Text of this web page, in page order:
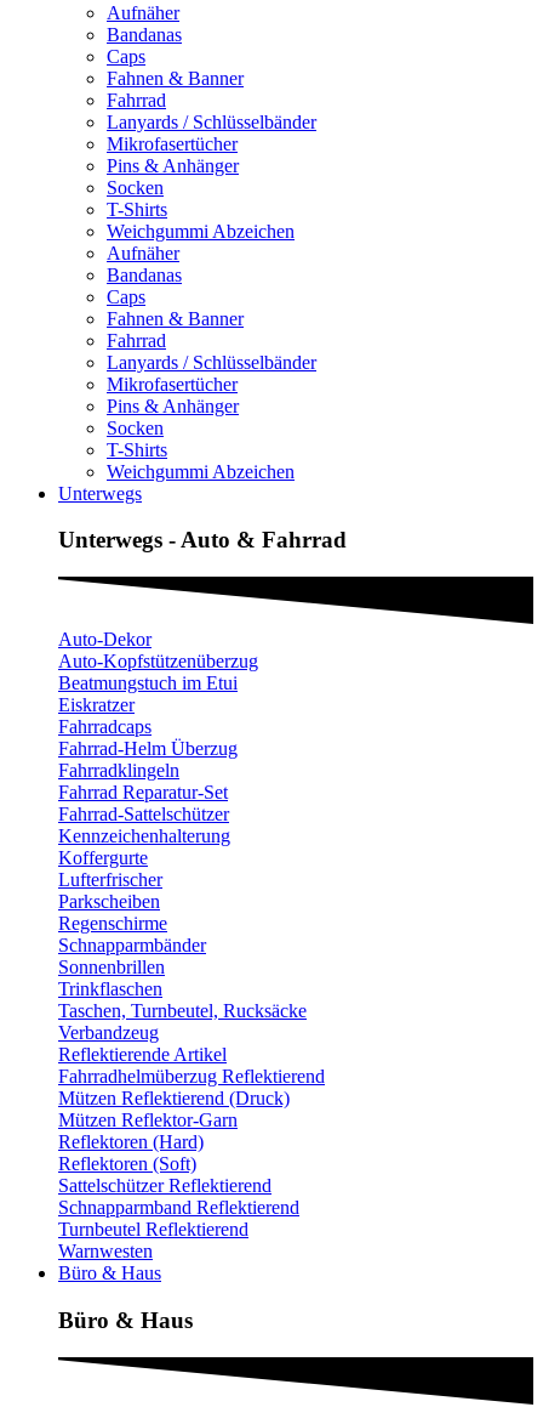
Aufnäher
Bandanas
Caps
Fahnen & Banner
Fahrrad
Lanyards / Schlüsselbänder
Mikrofasertücher
Pins & Anhänger
Socken
T-Shirts
Weichgummi Abzeichen
Aufnäher
Bandanas
Caps
Fahnen & Banner
Fahrrad
Lanyards / Schlüsselbänder
Mikrofasertücher
Pins & Anhänger
Socken
T-Shirts
Weichgummi Abzeichen
Unterwegs
Unterwegs - Auto & Fahrrad
Auto-Dekor
Auto-Kopfstützenüberzug
Beatmungstuch im Etui
Eiskratzer
Fahrradcaps
Fahrrad-Helm Überzug
Fahrradklingeln
Fahrrad Reparatur-Set
Fahrrad-Sattelschützer
Kennzeichenhalterung
Koffergurte
Lufterfrischer
Parkscheiben
Regenschirme
Schnapparmbänder
Sonnenbrillen
Trinkflaschen
Taschen, Turnbeutel, Rucksäcke
Verbandzeug
Reflektierende Artikel
Fahrradhelmüberzug Reflektierend
Mützen Reflektierend (Druck)
Mützen Reflektor-Garn
Reflektoren (Hard)
Reflektoren (Soft)
Sattelschützer Reflektierend
Schnapparmband Reflektierend
Turnbeutel Reflektierend
Warnwesten
Büro & Haus
Büro & Haus